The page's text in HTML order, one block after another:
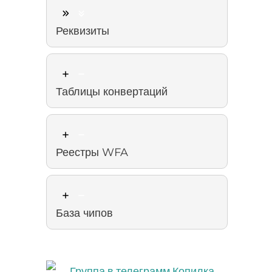
Реквизиты
Таблицы конвертаций
Реестры WFA
База чипов